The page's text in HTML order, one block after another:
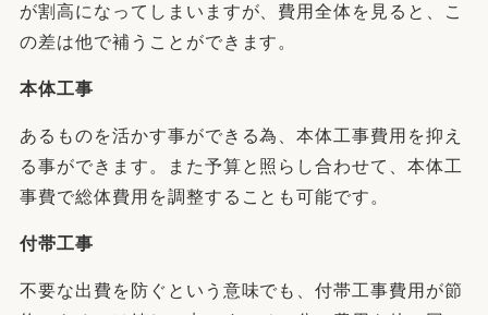
が割高になってしまいますが、費用全体を見ると、こ
の差は他で補うことができます。
本体工事
あるものを活かす事ができる為、本体工事費用を抑え
る事ができます。また予算と照らし合わせて、本体工
事費で総体費用を調整することも可能です。
付帯工事
不要な出費を防ぐという意味でも、付帯工事費用が節